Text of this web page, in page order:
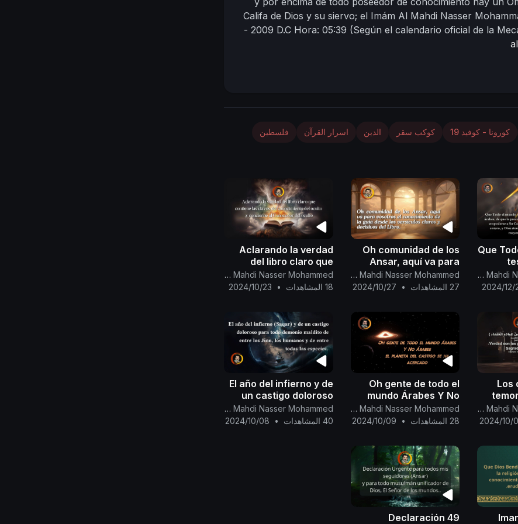
Califa de Dios y su siervo; el Imám Al Mahdi Nasser
- 2009 D.C Hora: 05:39 (Según el calendario oficial de la
كورونا - كوفيد 19 كوكب سقر الدين اسرار القرآن فلسطين
Que
Canal Oficial Del Imam Al Mahdi Nasser Mohammed
2024/12/
Oh comunidad de los
Ansar, aquí va para
vosotros el
conocimiento de la
decisivos del Libro.
Canal Oficial Del Imam Al Mahdi Nasser Mohammed
27 المشاهدات
•
2024/10/27
Aclarando la verdad
del libro claro que
contiene las claves del
conocimiento del
Canal Oficial Del Imam Al Mahdi Nasser Mohammed
18 المشاهدات
•
2024/10/23
Los
Dios
Sus
Canal Oficial Del Imam Al Mahdi Nasser Mohammed
2024/10/
Oh gente de todo el
mundo Árabes Y No
Árabes... el planeta del
castigo se ha
Canal Oficial Del Imam Al Mahdi Nasser Mohammed
28 المشاهدات
•
2024/10/09
El año del infierno y de
un castigo doloroso
para todo demonio
maldito de entre los
Canal Oficial Del Imam Al Mahdi Nasser Mohammed
40 المشاهدات
•
2024/10/08
49 Declaración